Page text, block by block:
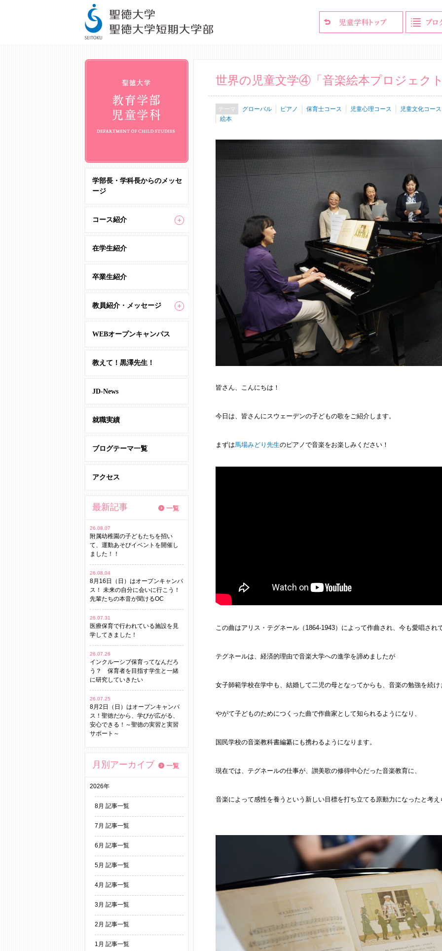
学部長・学科長からのメッセ
ージ
コース紹介
在学生紹介
卒業生紹介
教員紹介・メッセージ
WEBオープンキャンパス
教えて！黒澤先生！
JD-News
就職実績
ブログテーマ一覧
アクセス
最新記事 一覧
26.08.07
附属幼稚園の子どもたちを招い
て、運動あそびイベントを開催し
ました！！
26.08.04
8月16日（日）はオープンキャンパ
ス！ 未来の自分に会いに行こう！
先輩たちの本音が聞けるOC
26.07.31
医療保育で行われている施設を見
学してきました！
26.07.26
インクルーシブ保育ってなんだろ
う？ 保育者を目指す学生と一緒
に研究していきたい
26.07.25
8月2日（日）はオープンキャンパ
ス！聖徳だから、学びが広がる、
安心できる！～聖徳の実習と実習
サポート～
月別アーカイブ 一覧
2026年
8月 記事一覧
7月 記事一覧
6月 記事一覧
5月 記事一覧
4月 記事一覧
3月 記事一覧
2月 記事一覧
1月 記事一覧
世界の児童文学④「音楽絵本プロジェク
グローバル ピアノ 保育士コース 児童心理コース 児童文化コース
絵本
皆さん、こんにちは！
今日は、皆さんにスウェーデンの子どもの歌をご紹介します。
まずは馬場みどり先生のピアノで音楽をお楽しみください！
この曲はアリス・テグネール（1864-1943）によって作曲され、今も愛唱され
テグネールは、経済的理由で音楽大学への進学を諦めましたが
女子師範学校在学中も、結婚して二児の母となってからも、音楽の勉強を続け
やがて子どものためにつくった曲で作曲家として知られるようになり、
国民学校の音楽教科書編纂にも携わるようになります。
現在では、テグネールの仕事が、讃美歌の修得中心だった音楽教育に、
音楽によって感性を養うという新しい目標を打ち立てる原動力になったと考え